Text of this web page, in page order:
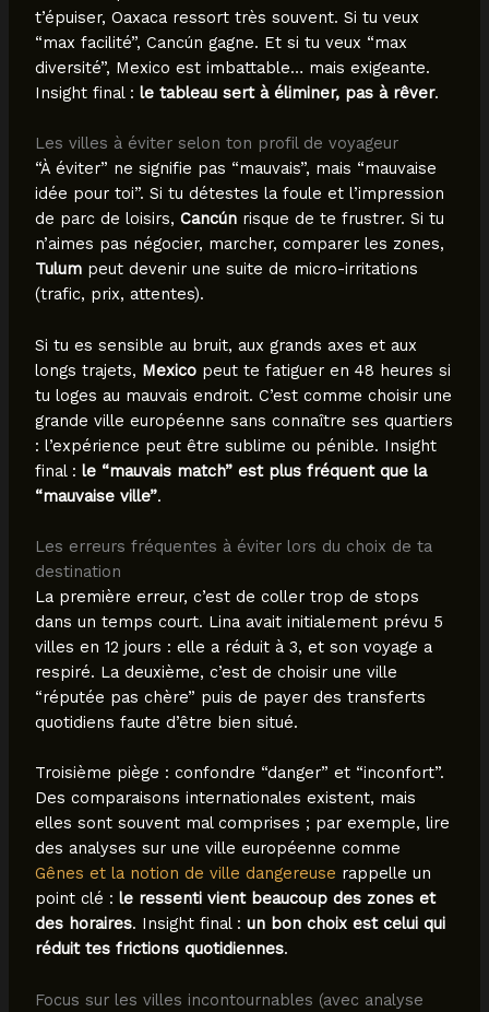
t’épuiser, Oaxaca ressort très souvent. Si tu veux
“max facilité”, Cancún gagne. Et si tu veux “max
diversité”, Mexico est imbattable… mais exigeante.
Insight final : le tableau sert à éliminer, pas à rêver.
Les villes à éviter selon ton profil de voyageur
“À éviter” ne signifie pas “mauvais”, mais “mauvaise
idée pour toi”. Si tu détestes la foule et l’impression
de parc de loisirs, Cancúnrisque de te frustrer. Si tu
n’aimes pas négocier, marcher, comparer les zones,
Tulumpeut devenir une suite de micro-irritations
(trafic, prix, attentes).
Si tu es sensible au bruit, aux grands axes et aux
longs trajets, Mexicopeut te fatiguer en 48 heures si
tu loges au mauvais endroit. C’est comme choisir une
grande ville européenne sans connaître ses quartiers
: l’expérience peut être sublime ou pénible. Insight
final : le “mauvais match” est plus fréquent que la
“mauvaise ville”.
Les erreurs fréquentes à éviter lors du choix de ta
destination
La première erreur, c’est de coller trop de stops
dans un temps court. Lina avait initialement prévu 5
villes en 12 jours : elle a réduit à 3, et son voyage a
respiré. La deuxième, c’est de choisir une ville
“réputée pas chère” puis de payer des transferts
quotidiens faute d’être bien situé.
Troisième piège : confondre “danger” et “inconfort”.
Des comparaisons internationales existent, mais
elles sont souvent mal comprises ; par exemple, lire
des analyses sur une ville européenne comme
Gênes et la notion de ville dangereuse rappelle un
point clé : le ressenti vient beaucoup des zones et
des horaires. Insight final : un bon choix est celui qui
réduit tes frictions quotidiennes.
Focus sur les villes incontournables (avec analyse